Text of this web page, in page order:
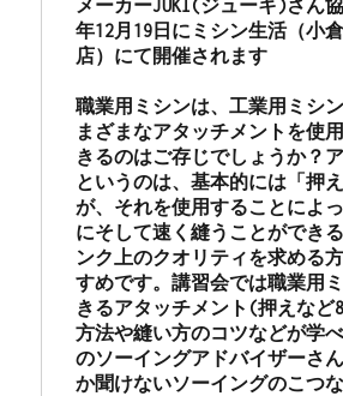
メーカーJUKI(ジューキ)さん
年12月19日にミシン生活（小
店）にて開催されます
職業用ミシンは、工業用ミシ
まざまなアタッチメントを使
きるのはご存じでしょうか？
というのは、基本的には「押
が、それを使用することによ
にそして速く縫うことができ
ンク上のクオリティを求める
すめです。講習会では職業用
きるアタッチメント(押えなど
方法や縫い方のコツなどが学
のソーイングアドバイザーさ
か聞けないソーイングのこつ